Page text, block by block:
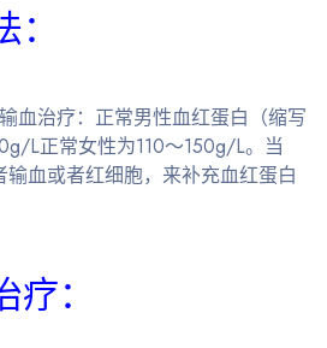
血治疗：正常男性血红蛋白（缩写
L正常女性为110～150g/L。当
血或者红细胞，来补充血红蛋白
：